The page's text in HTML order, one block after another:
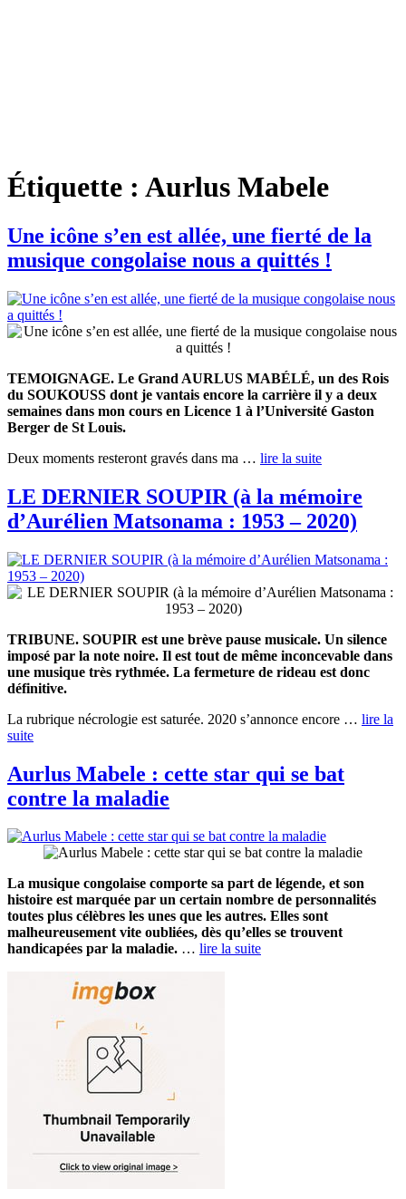
Étiquette : Aurlus Mabele
Une icône s’en est allée, une fierté de la
musique congolaise nous a quittés !
TEMOIGNAGE. Le Grand AURLUS MABÉLÉ, un des Rois
du SOUKOUSS dont je vantais encore la carrière il y a deux
semaines dans mon cours en Licence 1 à l’Université Gaston
Berger de St Louis.
Deux moments resteront gravés dans ma … lire la suite
LE DERNIER SOUPIR (à la mémoire
d’Aurélien Matsonama : 1953 – 2020)
TRIBUNE. SOUPIR est une brève pause musicale. Un silence
imposé par la note noire. Il est tout de même inconcevable dans
une musique très rythmée. La fermeture de rideau est donc
définitive.
La rubrique nécrologie est saturée. 2020 s’annonce encore … lire la
suite
Aurlus Mabele : cette star qui se bat
contre la maladie
La musique congolaise comporte sa part de légende, et son
histoire est marquée par un certain nombre de personnalités
toutes plus célèbres les unes que les autres. Elles sont
malheureusement vite oubliées, dès qu’elles se trouvent
handicapées par la maladie. … lire la suite